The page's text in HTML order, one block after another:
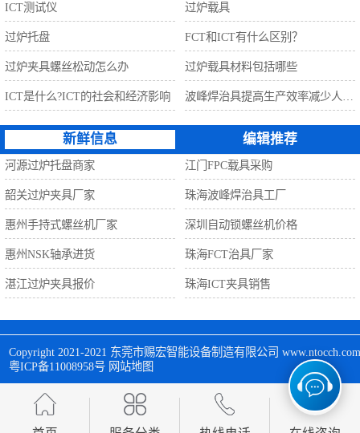
ICT测试仪 过炉载具
过炉托盘 FCT和ICT有什么区别？
过炉夹具螺丝松动怎么办 过炉载具材料包括哪些
ICT是什么?ICT的社会和经济影响
新鲜信息 编辑推荐
河源过炉托盘商家 江门FPC载具采购
韶关过炉夹具厂家 珠海波峰焊治具工厂
惠州手持式螺丝机厂家 深圳自动锁螺丝机价格
惠州NSK轴承进货 珠海FCT治具厂家
湛江过炉夹具报价 珠海ICT夹具销售
Copyright 2021-2021 东莞市赐宏智能设备制造有限公司
粤ICP备11008958号 网站地图